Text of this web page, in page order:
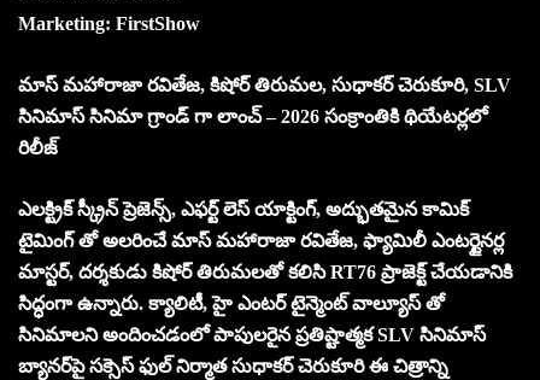
Marketing: FirstShow
మాస్ మహారాజా రవితేజ, కిషోర్ తిరుమల, సుధాకర్ చెరుకూరి, SLV
సినిమాస్ సినిమా గ్రాండ్ గా లాంచ్ – 2026 సంక్రాంతికి థియేటర్లలో
రిలీజ్
ఎలక్ట్రిక్ స్క్రీన్ ప్రెజెన్స్, ఎఫర్ట్ లెస్ యాక్టింగ్, అద్భుతమైన కామిక్
టైమింగ్ తో అలరించే మాస్ మహారాజా రవితేజ, ఫ్యామిలీ ఎంటర్టైనర్ల
మాస్టర్, దర్శకుడు కిషోర్ తిరుమలతో కలిసి RT76 ప్రాజెక్ట్ చేయడానికి
సిద్ధంగా ఉన్నారు. క్యాలిటీ, హై ఎంటర్ టైన్మెంట్ వాల్యూస్ తో
సినిమాలని అందించడంలో పాపులరైన ప్రతిష్టాత్మక SLV సినిమాస్
బ్యానర్‌పై సక్సెస్ ఫుల్ నిర్మాత సుధాకర్ చెరుకూరి ఈ చిత్రాన్ని